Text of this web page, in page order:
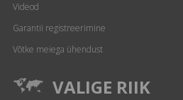
Videod
Garantii registreerimine
Võtke meiega ühendust
VALIGE RIIK